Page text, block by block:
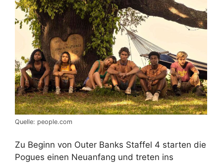
Quelle: people.com
Zu Beginn von Outer Banks Staffel 4 starten die
Pogues einen Neuanfang und treten ins